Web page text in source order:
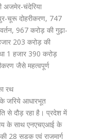
अजमेर-चंदेरिया
चूरू दोहरीकरण, 747
967 करोड़ की गुढ़ा-
203 करोड़ की
1 हजार 390 करोड़
जैसे महत्वपूर्ण
रथ
के जरिये आधारभूत
से दौड़ रहा है। प्रदेश में
के साथ एनएचएआई के
28 सड़क एवं राजमार्ग